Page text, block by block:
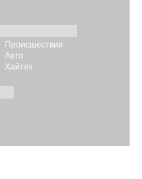
Происшествия
Авто
Хайтек